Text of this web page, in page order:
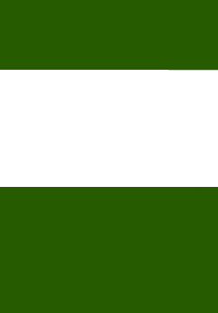
For spørsmål om innhold,
etasje.